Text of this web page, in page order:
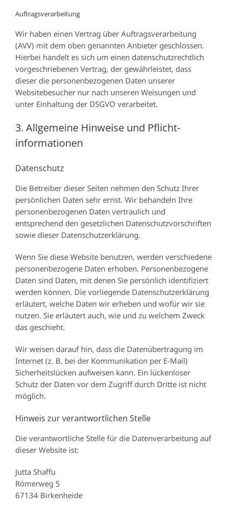
Auftragsverarbeitung
Wir haben einen Vertrag über Auftragsverarbeitung
(AVV) mit dem oben genannten Anbieter geschlossen.
Hierbei handelt es sich um einen datenschutzrechtlich
vorgeschriebenen Vertrag, der gewährleistet, dass
dieser die personenbezogenen Daten unserer
Websitebesucher nur nach unseren Weisungen und
unter Einhaltung der DSGVO verarbeitet.
3. Allgemeine Hinweise und Pflicht­
informationen
Datenschutz
Die Betreiber dieser Seiten nehmen den Schutz Ihrer
persönlichen Daten sehr ernst. Wir behandeln Ihre
personenbezogenen Daten vertraulich und
entsprechend den gesetzlichen Datenschutzvorschriften
sowie dieser Datenschutzerklärung.
Wenn Sie diese Website benutzen, werden verschiedene
personenbezogene Daten erhoben. Personenbezogene
Daten sind Daten, mit denen Sie persönlich identifiziert
werden können. Die vorliegende Datenschutzerklärung
erläutert, welche Daten wir erheben und wofür wir sie
nutzen. Sie erläutert auch, wie und zu welchem Zweck
das geschieht.
Wir weisen darauf hin, dass die Datenübertragung im
Internet (z. B. bei der Kommunikation per E-Mail)
Sicherheitslücken aufweisen kann. Ein lückenloser
Schutz der Daten vor dem Zugriff durch Dritte ist nicht
möglich.
Hinweis zur verantwortlichen Stelle
Die verantwortliche Stelle für die Datenverarbeitung auf
dieser Website ist:
Jutta Shaffu
Römerweg 5
67134 Birkenheide